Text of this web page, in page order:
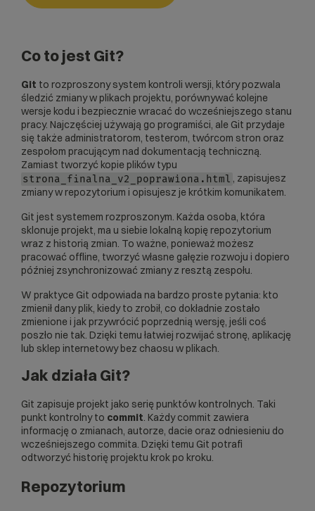
Co to jest Git?
Git to rozproszony system kontroli wersji, który pozwala
śledzić zmiany w plikach projektu, porównywać kolejne
wersje kodu i bezpiecznie wracać do wcześniejszego stanu
pracy. Najczęściej używają go programiści, ale Git przydaje
się także administratorom, testerom, twórcom stron oraz
zespołom pracującym nad dokumentacją techniczną.
Zamiast tworzyć kopie plików typu
strona_finalna_v2_poprawiona.html , zapisujesz
zmiany w repozytorium i opisujesz je krótkim komunikatem.
Git jest systemem rozproszonym. Każda osoba, która
sklonuje projekt, ma u siebie lokalną kopię repozytorium
wraz z historią zmian. To ważne, ponieważ możesz
pracować offline, tworzyć własne gałęzie rozwoju i dopiero
później zsynchronizować zmiany z resztą zespołu.
W praktyce Git odpowiada na bardzo proste pytania: kto
zmienił dany plik, kiedy to zrobił, co dokładnie zostało
zmienione i jak przywrócić poprzednią wersję, jeśli coś
poszło nie tak. Dzięki temu łatwiej rozwijać stronę, aplikację
lub sklep internetowybez chaosu w plikach.
Jak działa Git?
Git zapisuje projekt jako serię punktów kontrolnych. Taki
punkt kontrolny to commit. Każdy commit zawiera
informację o zmianach, autorze, dacie oraz odniesieniu do
wcześniejszego commita. Dzięki temu Git potrafi
odtworzyć historię projektu krok po kroku.
Repozytorium